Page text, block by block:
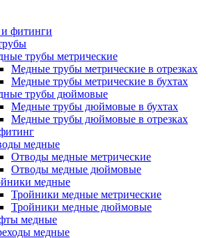
фитинги
трубы метрические
Медные трубы метрические в отрезках
Медные трубы метрические в бухтах
трубы дюймовые
Медные трубы дюймовые в бухтах
Медные трубы дюймовые в отрезках
медные
Отводы медные метрические
Отводы медные дюймовые
медные
Тройники медные метрические
Тройники медные дюймовые
медные
медные